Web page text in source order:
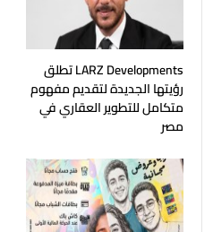
LARZ Developments تطلق
رؤيتها الجديدة لتقديم مفهوم
متكامل للتطوير العقاري في
مصر